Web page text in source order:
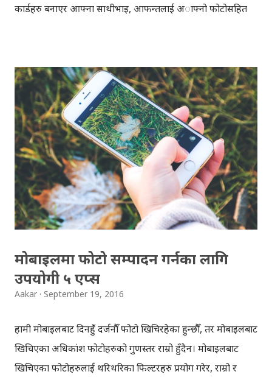
कार्डहरु बनाएर आफ्ना साथीभाइ, आफन्तलाई अाफ्नो फोटोसहित
एप्समा पहिले फेसबुकबाट लगइन गर्नुपर्छ । फेसबुक मार्फत लगइन
गरिसकेपछि, वेबसाइट वा एप्समा भएका मन परेको कार्ड छान्नुपर्छ ।
अाफूलार्इ मनपरेको शुभकामना सन्देश सहितको कार्ड छनाैट गरे
पश्चात् प्रयोगकर्ताको फेसबुकमा भएको प्रोफाइल तस्बिर उक्त कार्डमा
बस्नेछ र तत्कालै फेसबुकमा सेयर गर्न सकिनेछ। यमपञ्चकको विशेष
पाँचदिने दैनिकीसहितको गतिविधि सुहाउँदो ईकार्डसहरु पहिलो चरणमा
नेपाली, नेवाः, भोजपुरी, मैथिली, पश्चिमी थारू, तामाङ र अंग्रेजी
भाषामा उपलब्ध छन् । तपाई यी भाषा बाहेक अन्य कुनै भाषामा ई-
कार्डहरु चाहनुहुन्छ भने 'हाम्रोपात्रो...
मोबाइलमा फोटो सम्पादन गर्नका लागि
उपयोगी ५ एप्स
Aakar September 19, 2016
हामी मोबाइलबाट दिनहुँ दर्जनौँ फोटो खिचिरहेका हुन्छौँ, तर मोबाइलबाट
खिचिएका अधिकांश फोटोहरुको गुणस्तर राम्रो हुँदैन। मोबाइलबाट
खिचिएका फोटोहरुलाई थरिथरिका फिल्टरहरु प्रयोग गरेर, राम्रो र